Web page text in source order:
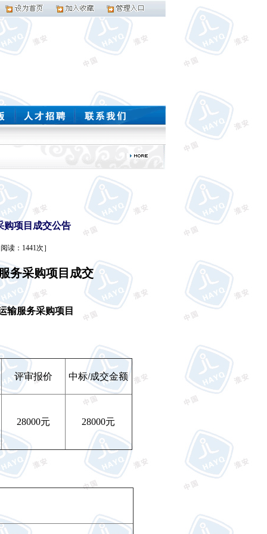
购项目成交公告
读：1441次］
务采购项目 成交
输服务采购项目
评审报价 中标/成交金额
28000元 28000元